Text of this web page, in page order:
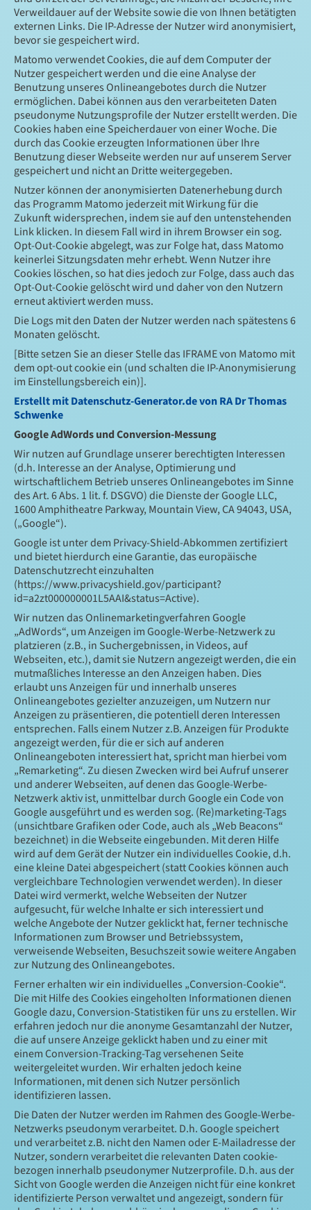
Verweildauer auf der Website sowie die von Ihnen betätigten
externen Links. Die IP-Adresse der Nutzer wird anonymisiert,
bevor sie gespeichert wird.
Matomo verwendet Cookies, die auf dem Computer der
Nutzer gespeichert werden und die eine Analyse der
Benutzung unseres Onlineangebotes durch die Nutzer
ermöglichen. Dabei können aus den verarbeiteten Daten
pseudonyme Nutzungsprofile der Nutzer erstellt werden. Die
Cookies haben eine Speicherdauer von einer Woche. Die
durch das Cookie erzeugten Informationen über Ihre
Benutzung dieser Webseite werden nur auf unserem Server
gespeichert und nicht an Dritte weitergegeben.
Nutzer können der anonymisierten Datenerhebung durch
das Programm Matomo jederzeit mit Wirkung für die
Zukunft widersprechen, indem sie auf den untenstehenden
Link klicken. In diesem Fall wird in ihrem Browser ein sog.
Opt-Out-Cookie abgelegt, was zur Folge hat, dass Matomo
keinerlei Sitzungsdaten mehr erhebt. Wenn Nutzer ihre
Cookies löschen, so hat dies jedoch zur Folge, dass auch das
Opt-Out-Cookie gelöscht wird und daher von den Nutzern
erneut aktiviert werden muss.
Die Logs mit den Daten der Nutzer werden nach spätestens 6
Monaten gelöscht.
[Bitte setzen Sie an dieser Stelle das IFRAME von Matomo mit
dem opt-out cookie ein (und schalten die IP-Anonymisierung
im Einstellungsbereich ein)].
Erstellt mit Datenschutz-Generator.de von RA Dr Thomas
Schwenke
Google AdWords und Conversion-Messung
Wir nutzen auf Grundlage unserer berechtigten Interessen
(d.h. Interesse an der Analyse, Optimierung und
wirtschaftlichem Betrieb unseres Onlineangebotes im Sinne
des Art. 6 Abs. 1 lit. f. DSGVO) die Dienste der Google LLC,
1600 Amphitheatre Parkway, Mountain View, CA 94043, USA,
(„Google“).
Google ist unter dem Privacy-Shield-Abkommen zertifiziert
und bietet hierdurch eine Garantie, das europäische
Datenschutzrecht einzuhalten
(https://www.privacyshield.gov/participant?
id=a2zt000000001L5AAI&status=Active).
Wir nutzen das Onlinemarketingverfahren Google
„AdWords“, um Anzeigen im Google-Werbe-Netzwerk zu
platzieren (z.B., in Suchergebnissen, in Videos, auf
Webseiten, etc.), damit sie Nutzern angezeigt werden, die ein
mutmaßliches Interesse an den Anzeigen haben. Dies
erlaubt uns Anzeigen für und innerhalb unseres
Onlineangebotes gezielter anzuzeigen, um Nutzern nur
Anzeigen zu präsentieren, die potentiell deren Interessen
entsprechen. Falls einem Nutzer z.B. Anzeigen für Produkte
angezeigt werden, für die er sich auf anderen
Onlineangeboten interessiert hat, spricht man hierbei vom
„Remarketing“. Zu diesen Zwecken wird bei Aufruf unserer
und anderer Webseiten, auf denen das Google-Werbe-
Netzwerk aktiv ist, unmittelbar durch Google ein Code von
Google ausgeführt und es werden sog. (Re)marketing-Tags
(unsichtbare Grafiken oder Code, auch als „Web Beacons“
bezeichnet) in die Webseite eingebunden. Mit deren Hilfe
wird auf dem Gerät der Nutzer ein individuelles Cookie, d.h.
eine kleine Datei abgespeichert (statt Cookies können auch
vergleichbare Technologien verwendet werden). In dieser
Datei wird vermerkt, welche Webseiten der Nutzer
aufgesucht, für welche Inhalte er sich interessiert und
welche Angebote der Nutzer geklickt hat, ferner technische
Informationen zum Browser und Betriebssystem,
verweisende Webseiten, Besuchszeit sowie weitere Angaben
zur Nutzung des Onlineangebotes.
Ferner erhalten wir ein individuelles „Conversion-Cookie“.
Die mit Hilfe des Cookies eingeholten Informationen dienen
Google dazu, Conversion-Statistiken für uns zu erstellen. Wir
erfahren jedoch nur die anonyme Gesamtanzahl der Nutzer,
die auf unsere Anzeige geklickt haben und zu einer mit
einem Conversion-Tracking-Tag versehenen Seite
weitergeleitet wurden. Wir erhalten jedoch keine
Informationen, mit denen sich Nutzer persönlich
identifizieren lassen.
Die Daten der Nutzer werden im Rahmen des Google-Werbe-
Netzwerks pseudonym verarbeitet. D.h. Google speichert
und verarbeitet z.B. nicht den Namen oder E-Mailadresse der
Nutzer, sondern verarbeitet die relevanten Daten cookie-
bezogen innerhalb pseudonymer Nutzerprofile. D.h. aus der
Sicht von Google werden die Anzeigen nicht für eine konkret
identifizierte Person verwaltet und angezeigt, sondern für